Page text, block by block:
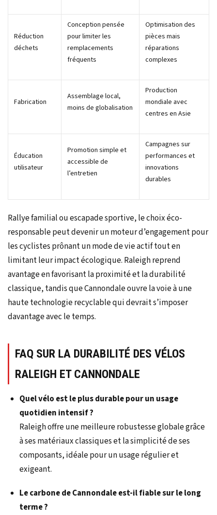
Réduction
déchets
Conception pensée
pour limiter les
remplacements
fréquents
Optimisation des
pièces mais
réparations
complexes
Fabrication
Assemblage local,
moins de globalisation
Production
mondiale avec
centres en Asie
Éducation
utilisateur
Promotion simple et
accessible de
l’entretien
Campagnes sur
performances et
innovations
durables
Rallye familial ou escapade sportive, le choix éco-
responsable peut devenir un moteur d’engagement pour
les cyclistes prônant un mode de vie actif tout en
limitant leur impact écologique. Raleigh reprend
avantage en favorisant la proximité et la durabilité
classique, tandis que Cannondale ouvre la voie à une
haute technologie recyclable qui devrait s’imposer
davantage avec le temps.
FAQ SUR LA DURABILITÉ DES VÉLOS
RALEIGH ET CANNONDALE
Quel vélo est le plus durable pour un usage
quotidien intensif ?
Raleigh offre une meilleure robustesse globale grâce
à ses matériaux classiques et la simplicité de ses
composants, idéale pour un usage régulier et
exigeant.
Le carbone de Cannondale est-il fiable sur le long
terme ?